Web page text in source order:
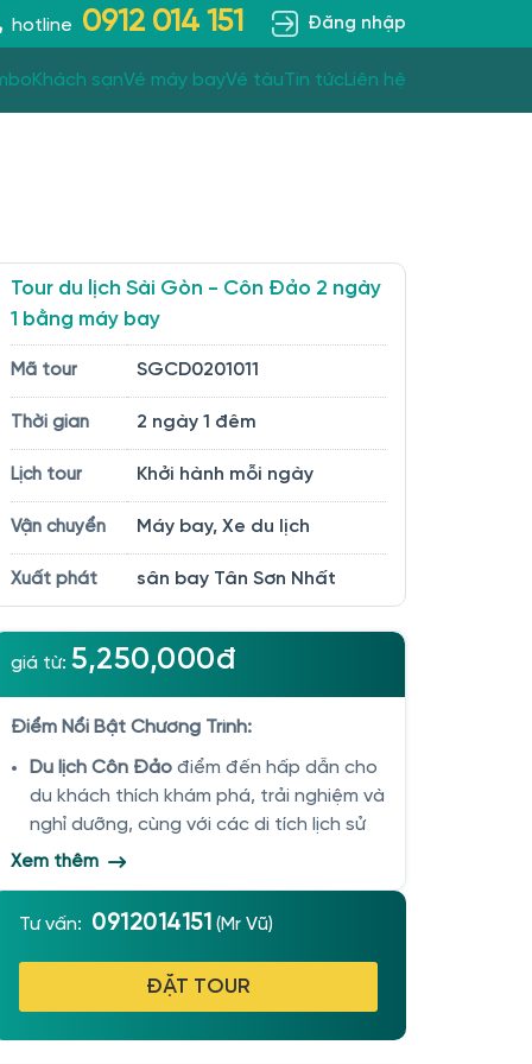
hotline 0912 014 151 Đăng nhập
Khách sạnVé máy bayVé tàuTin tứcLiên hệ
Tour du lịch Sài Gòn - Côn Đảo 2 ngày
1 bằng máy bay
Mã tour SGCD0201011
Thời gian 2 ngày 1 đêm
Lịch tour Khởi hành mỗi ngày
Vận chuyển Máy bay, Xe du lịch
Xuất phát sân bay Tân Sơn Nhất
giá từ: 5,250,000đ
Điểm Nổi Bật Chương Trình:
Du lịch Côn Đảo điểm đến hấp dẫn cho
du khách thích khám phá, trải nghiệm và
nghỉ dưỡng, cùng với các di tích lịch sử
khiến cho Côn Đảo trở thành điểm du
còn ở cả trên Thế giới
đêm trên bộ trọn gói
hành từ sân bay Sài Gòn đáp ứng mọi
Xem thêm
Tư vấn: 0912014151 (Mr Vũ)
ĐẶT TOUR